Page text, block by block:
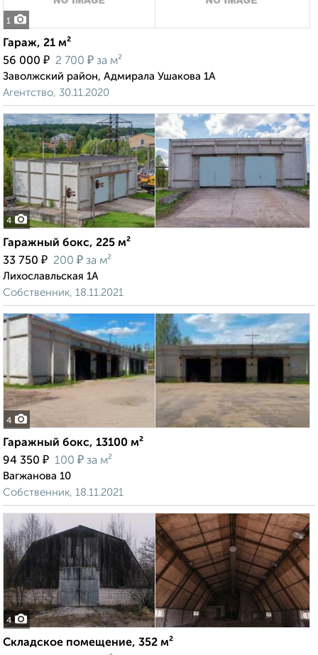
1
Гараж, 21 м²
56 000 ₽ 2 700 ₽ за м²
Заволжский район, Адмирала Ушакова 1А
Агентство, 30.11.2020
4
Гаражный бокс, 225 м²
33 750 ₽ 200 ₽ за м²
Лихославльская 1А
Собственник, 18.11.2021
4
Гаражный бокс, 13100 м²
94 350 ₽ 100 ₽ за м²
Вагжанова 10
Собственник, 18.11.2021
4
Складское помещение, 352 м²